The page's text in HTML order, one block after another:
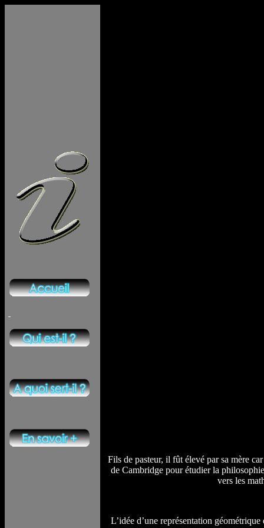
Fils de pasteur, il fût élevé par sa mère
de Cambridge pour étudier la
vers les
L’idée d’une représentation